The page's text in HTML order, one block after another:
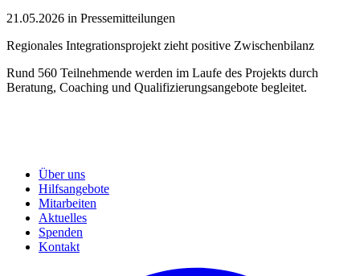
21.05.2026 in Pressemitteilungen
Regionales Integrationsprojekt zieht positive Zwischenbilanz
Rund 560 Teilnehmende werden im Laufe des Projekts durch
Beratung, Coaching und Qualifizierungsangebote begleitet.
Über uns
Hilfsangebote
Mitarbeiten
Aktuelles
Spenden
Kontakt